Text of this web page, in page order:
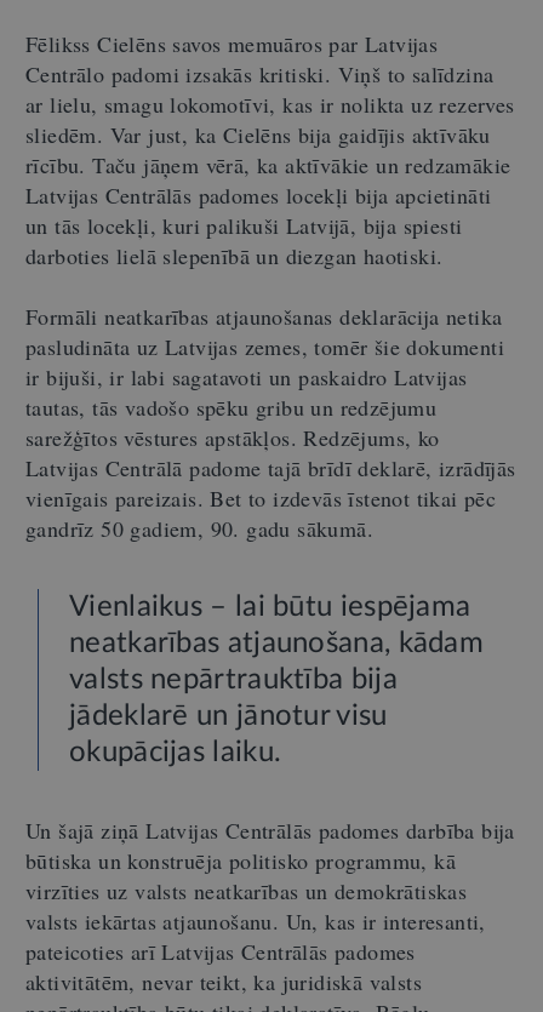
Fēlikss Cielēns savos memuāros par Latvijas
Centrālo padomi izsakās kritiski. Viņš to salīdzina
ar lielu, smagu lokomotīvi, kas ir nolikta uz rezerves
sliedēm. Var just, ka Cielēns bija gaidījis aktīvāku
rīcību. Taču jāņem vērā, ka aktīvākie un redzamākie
Latvijas Centrālās padomes locekļi bija apcietināti
un tās locekļi, kuri palikuši Latvijā, bija spiesti
darboties lielā slepenībā un diezgan haotiski.
Formāli neatkarības atjaunošanas deklarācija netika
pasludināta uz Latvijas zemes, tomēr šie dokumenti
ir bijuši, ir labi sagatavoti un paskaidro Latvijas
tautas, tās vadošo spēku gribu un redzējumu
sarežģītos vēstures apstākļos. Redzējums, ko
Latvijas Centrālā padome tajā brīdī deklarē, izrādījās
vienīgais pareizais. Bet to izdevās īstenot tikai pēc
gandrīz 50 gadiem, 90. gadu sākumā.
Vienlaikus – lai būtu iespējama
neatkarības atjaunošana, kādam
valsts nepārtrauktība bija
jādeklarē un jānotur visu
okupācijas laiku.
Un šajā ziņā Latvijas Centrālās padomes darbība bija
būtiska un konstruēja politisko programmu, kā
virzīties uz valsts neatkarības un demokrātiskas
valsts iekārtas atjaunošanu. Un, kas ir interesanti,
pateicoties arī Latvijas Centrālās padomes
aktivitātēm, nevar teikt, ka juridiskā valsts